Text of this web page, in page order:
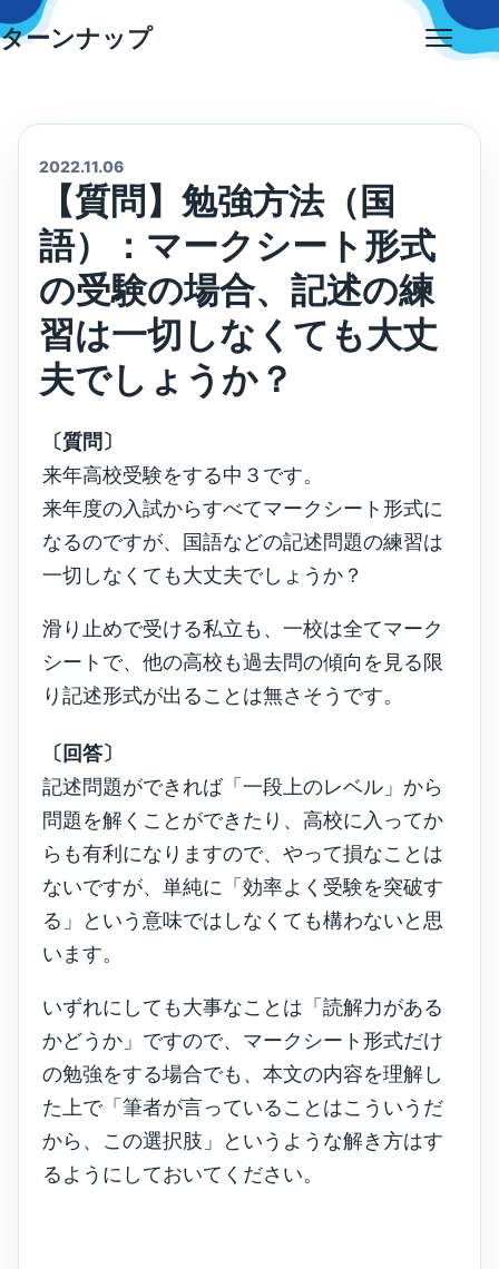
Skip
to
ターンナップ
2022.11.06
【質問】勉強方法（国
語）：マークシート形式
の受験の場合、記述の練
習は一切しなくても大丈
夫でしょうか？
〔質問〕
来年高校受験をする中３です。
来年度の入試からすべてマークシート形式に
なるのですが、国語などの記述問題の練習は
一切しなくても大丈夫でしょうか？
滑り止めで受ける私立も、一校は全てマーク
シートで、他の高校も過去問の傾向を見る限
り記述形式が出ることは無さそうです。
〔回答〕
記述問題ができれば「一段上のレベル」から
問題を解くことができたり、高校に入ってか
らも有利になりますので、やって損なことは
ないですが、単純に「効率よく受験を突破す
る」という意味ではしなくても構わないと思
います。
いずれにしても大事なことは「読解力がある
かどうか」ですので、マークシート形式だけ
の勉強をする場合でも、本文の内容を理解し
た上で「筆者が言っていることはこういうだ
から、この選択肢」というような解き方はす
るようにしておいてください。